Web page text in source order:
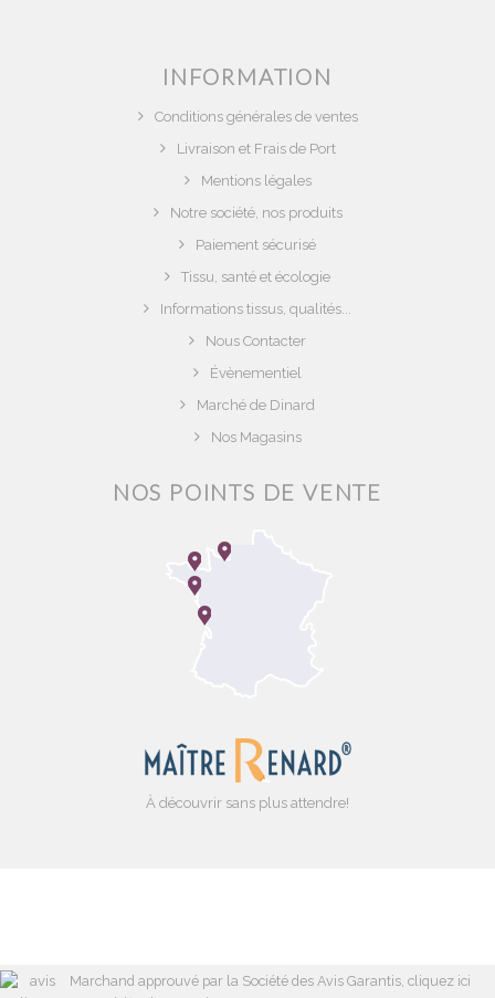
INFORMATION
Conditions générales de ventes
Livraison et Frais de Port
Mentions légales
Notre société, nos produits
Paiement sécurisé
Tissu, santé et écologie
Informations tissus, qualités...
Nous Contacter
Évènementiel
Marché de Dinard
Nos Magasins
NOS POINTS DE VENTE
À découvrir sans plus attendre!
Marchand approuvé par la Société des Avis Garantis, cliquez ici